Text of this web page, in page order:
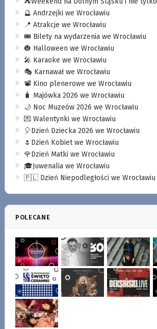
🔮 Andrzejki we Wrocławiu
📍 Atrakcje we Wrocławiu
🎟️ Bilety na wydarzenia we Wrocławiu
🎃 Halloween we Wrocławiu
🎤 Karaoke we Wrocławiu
🎭 Karnawał we Wrocławiu
📽️ Kino plenerowe we Wrocławiu
🧳 Majówka 2026 we Wrocławiu
🌙 Noc Muzeów 2026 we Wrocławiu
💌 Walentynki we Wrocławiu
🎈Dzień Dziecka 2026 we Wrocławiu
🌷Dzień Kobiet we Wrocławiu
🌹Dzień Matki we Wrocławiu
🎓Juwenalia we Wrocławiu
🇵🇱 Dzień Niepodległości we Wrocławiu
POLECANE